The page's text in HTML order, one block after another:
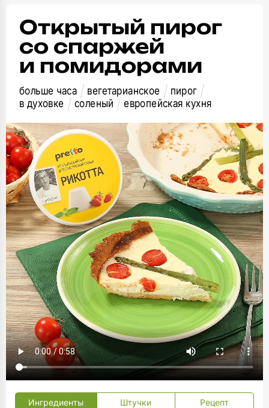
Открытый пирог
со спаржей
и помидорами
больше часа вегетарианское
пирог
в духовке
соленый европейская кухня
Ингредиенты Штучки Рецепт